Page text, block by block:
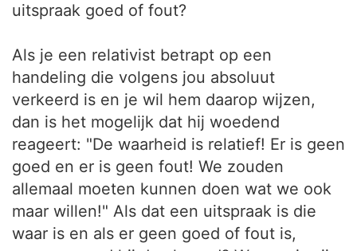
uitspraak goed of fout?
Als je een relativist betrapt op een
handeling die volgens jou absoluut
verkeerd is en je wil hem daarop wijzen,
dan is het mogelijk dat hij woedend
reageert: "De waarheid is relatief! Er is geen
goed en er is geen fout! We zouden
allemaal moeten kunnen doen wat we ook
maar willen!" Als dat een uitspraak is die
waar is en als er geen goed of fout is,